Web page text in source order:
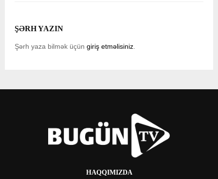
ŞƏRH YAZIN
Şərh yaza bilmək üçün giriş etməlisiniz.
HAQQIMIZDA